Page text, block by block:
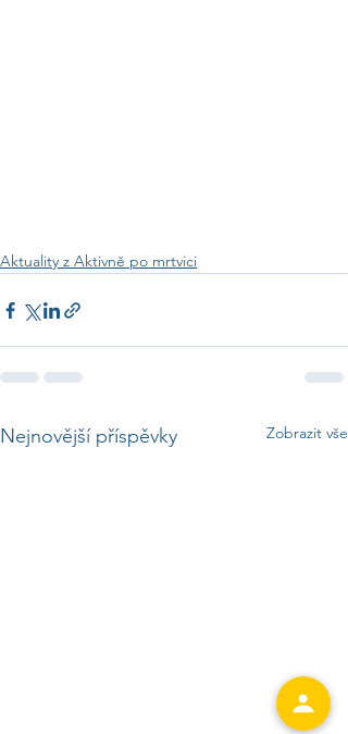
Aktuality z Aktivně po mrtvici
Nejnovější příspěvky Zobrazit vše